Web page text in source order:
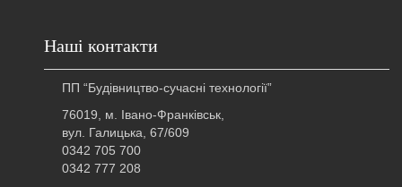
Наші контакти
ПП “Будівництво-сучасні технології”
76019, м. Івано-Франківськ,
вул. Галицька, 67/609
0342 705 700
0342 777 208